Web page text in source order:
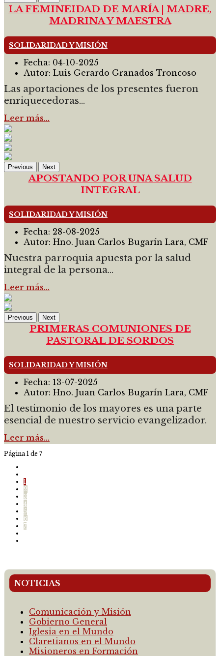
LA FEMINEIDAD DE MARÍA | MADRE,
MADRINA Y MAESTRA
SOLIDARIDAD Y MISIÓN
Fecha: 04-10-2025
Autor: Luis Gerardo Granados Troncoso
Las aportaciones de los presentes fueron
enriquecedoras...
Leer más…
Previous Next
APOSTANDO POR UNA SALUD
INTEGRAL
SOLIDARIDAD Y MISIÓN
Fecha: 28-08-2025
Autor: Hno. Juan Carlos Bugarín Lara, CMF
Nuestra parroquia apuesta por la salud
integral de la persona...
Leer más…
Previous Next
PRIMERAS COMUNIONES DE
PASTORAL DE SORDOS
SOLIDARIDAD Y MISIÓN
Fecha: 13-07-2025
Autor: Hno. Juan Carlos Bugarín Lara, CMF
El testimonio de los mayores es una parte
esencial de nuestro servicio evangelizador.
Leer más…
Página 1 de 7
1
2
3
4
5
6
7
NOTICIAS
Comunicación y Misión
Gobierno General
Iglesia en el Mundo
Claretianos en el Mundo
Misioneros en Formación